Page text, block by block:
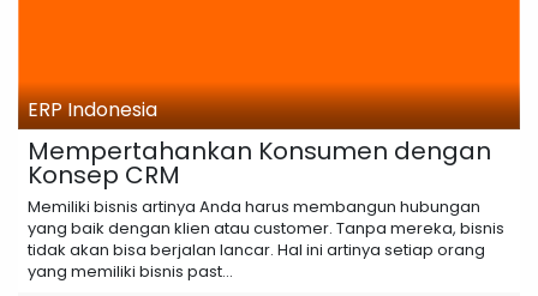
ERP Indonesia
Mempertahankan Konsumen dengan
Konsep CRM
Memiliki bisnis artinya Anda harus membangun hubungan
yang baik dengan klien atau customer. Tanpa mereka, bisnis
tidak akan bisa berjalan lancar. Hal ini artinya setiap orang
yang memiliki bisnis past...